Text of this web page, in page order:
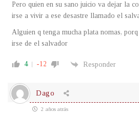
Pero quien en su sano juicio va dejar la
irse a vivir a ese desastre llamado el
Alguien q tenga mucha plata nomas,
irse de el salvador
4 -12 Responder
Dago
2 años atrás